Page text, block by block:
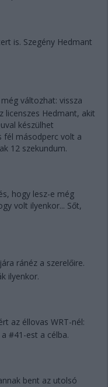
is. Szegény Hedmant
változhat: vissza
licenszes Hedmant, akit
készülhet
fél másodperc volt a
12 szekundum.
hogy lesz-e még
volt ilyenkor... Sőt,
ránéz a szerelőire.
ilyenkor.
az éllovas WRT-nél:
#41-est a célba.
bent az utolsó